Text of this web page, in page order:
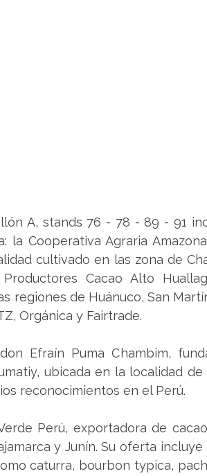
A, stands 76 - 78 - 89 - 91
Cooperativa Agraria
cultivado en las zona de
Cacao Alto
regiones de Huánuco, San
Orgánica y Fairtrade.
Efraín Puma Chambim,
ubicada en la localidad de
reconocimientos en el Perú.
Perú, exportadora de
y Junín. Su oferta incluye
caturra, bourbon typica,